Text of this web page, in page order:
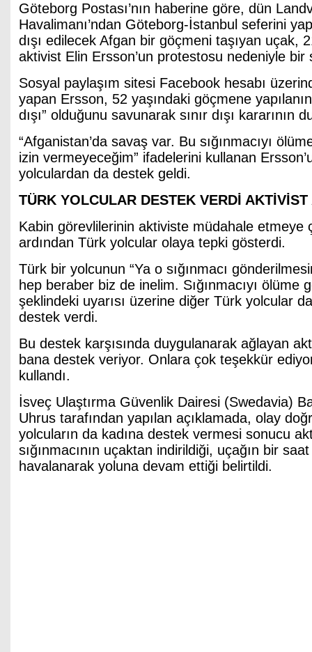
Göteborg Postası’nın haberine göre, dün
Havalimanı’ndan Göteborg-İstanbul seferini
dışı edilecek Afgan bir göçmeni taşıyan uçak,
aktivist Elin Ersson’un protestosu nedeniyle bir
Sosyal paylaşım sitesi Facebook hesabı
yapan Ersson, 52 yaşındaki göçmene
dışı” olduğunu savunarak sınır dışı kararının
“Afganistan’da savaş var. Bu sığınmacıyı
izin vermeyeceğim” ifadelerini kullanan
yolculardan da destek geldi.
TÜRK YOLCULAR DESTEK VERDİ
Kabin görevlilerinin aktiviste müdahale etmeye
ardından Türk yolcular olaya tepki gösterdi.
Türk bir yolcunun “Ya o sığınmacı
hep beraber biz de inelim. Sığınmacıyı ölüme
şeklindeki uyarısı üzerine diğer Türk yolcular
destek verdi.
Bu destek karşısında duygulanarak ağlayan
bana destek veriyor. Onlara çok teşekkür
kullandı.
İsveç Ulaştırma Güvenlik Dairesi (Swedavia)
Uhrus tarafından yapılan açıklamada, olay
yolcuların da kadına destek vermesi sonucu
sığınmacının uçaktan indirildiği, uçağın bir
havalanarak yoluna devam ettiği belirtildi.